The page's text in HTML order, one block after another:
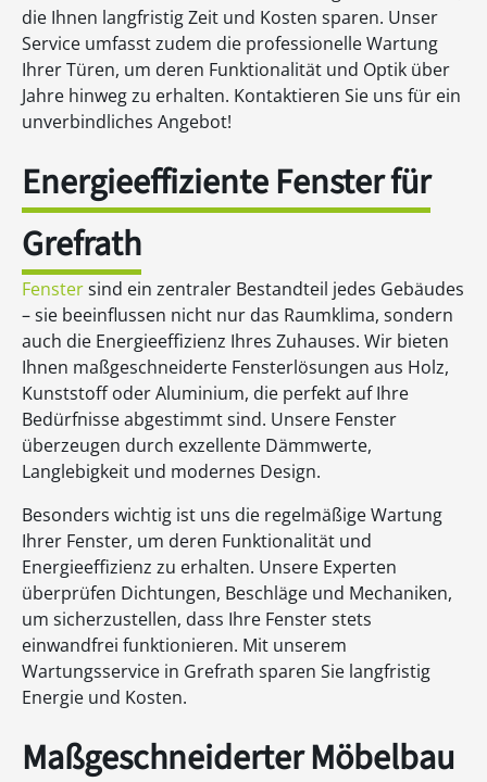
die Ihnen langfristig Zeit und Kosten sparen. Unser
Service umfasst zudem die professionelle Wartung
Ihrer Türen, um deren Funktionalität und Optik über
Jahre hinweg zu erhalten. Kontaktieren Sie uns für ein
unverbindliches Angebot!
Energieeffiziente Fenster für
Grefrath
Fenstersind ein zentraler Bestandteil jedes Gebäudes
– sie beeinflussen nicht nur das Raumklima, sondern
auch die Energieeffizienz Ihres Zuhauses. Wir bieten
Ihnen maßgeschneiderte Fensterlösungen aus Holz,
Kunststoff oder Aluminium, die perfekt auf Ihre
Bedürfnisse abgestimmt sind. Unsere Fenster
überzeugen durch exzellente Dämmwerte,
Langlebigkeit und modernes Design.
Besonders wichtig ist uns die regelmäßige Wartung
Ihrer Fenster, um deren Funktionalität und
Energieeffizienz zu erhalten. Unsere Experten
überprüfen Dichtungen, Beschläge und Mechaniken,
um sicherzustellen, dass Ihre Fenster stets
einwandfrei funktionieren. Mit unserem
Wartungsservice in Grefrath sparen Sie langfristig
Energie und Kosten.
Maßgeschneiderter Möbelbau